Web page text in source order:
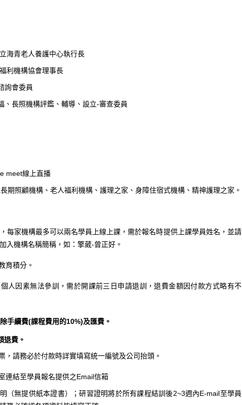
海青老人養護中心執行長
利機構協會理事長
會委員
長照機構評鑑、輔導、設立-審查委員
meet線上直播
長期照顧機構、老人福利機構、護理之家、身障住宿式機構、精神護理之家。
每家機構最多可以兩名學員上線上課，需於報名時提供上課學員姓名，並請
入機構名稱簡稱，如：擎葳-曾正好。
育積分。
人因素無法參訓，需於開課前三日申請退訓，退費金額因付款方式略有不
手續費(課程費用的10%)及匯費。
退費。
，請務必於付款時詳實填寫統一編號及公司抬頭。
連結至學員報名提供之Email信箱
（無提供紙本證書）；研習證明將於所有課程結訓後2~3週內E-mail至學員